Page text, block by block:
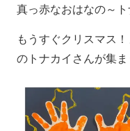
真っ赤なおはなの～
もうすぐクリスマス
のトナカイさんが集ま